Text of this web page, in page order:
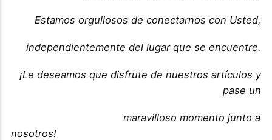
Estamos orgullosos de conectarnos con Usted,
independientemente del lugar que se encuentre.
¡Le deseamos que disfrute de nuestros artículos y
pase un
maravilloso momento junto a
nosotros!